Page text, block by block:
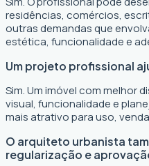
residências, comércios,
outras demandas que
estética, funcionalidade e
Um projeto profissional
Sim. Um imóvel com melhor
visual, funcionalidade e
mais atrativo para uso,
O arquiteto urbanista
regularização e